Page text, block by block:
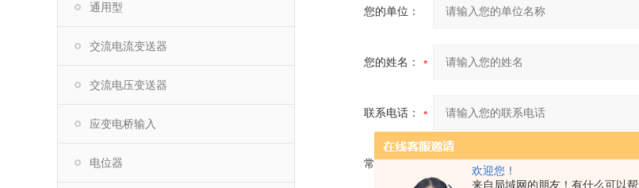
欢迎您！
来自局域网的朋友！有什么可以帮
通用型
交流电流变送器
交流电压变送器
应变电桥输入
电位器
您的单位：
您的姓名：
联系电话：
常用邮箱：